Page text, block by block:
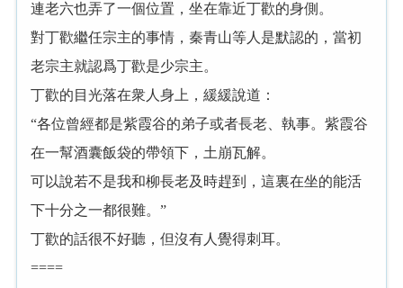
連老六也弄了一個位置，坐在靠近丁歡的身側。
對丁歡繼任宗主的事情，秦青山等人是默認的，當初
老宗主就認爲丁歡是少宗主。
丁歡的目光落在衆人身上，緩緩說道：
“各位曾經都是紫霞谷的弟子或者長老、執事。紫霞谷
在一幫酒囊飯袋的帶領下，土崩瓦解。
可以說若不是我和柳長老及時趕到，這裏在坐的能活
下十分之一都很難。”
丁歡的話很不好聽，但沒有人覺得刺耳。
====